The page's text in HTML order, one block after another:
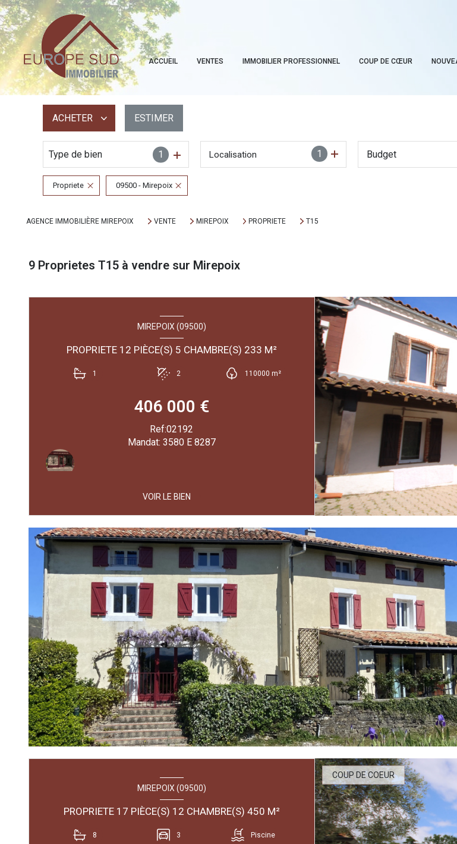
ACCUEIL VENTES IMMOBILIER PROFESSIONNEL COUP DE CŒUR
ACHETER
De l'ancien
ESTIMER
Type de bien 1 1
Localisation Budget
Propriete 09500 - Mirepoix
AGENCE IMMOBILIÈRE MIREPOIX VENTE MIREPOIX PROPRIETE T15
9 Proprietes T15 à vendre sur Mirepoix
MIREPOIX (09500)
PROPRIETE 12 PIÈCE(S) 5 CHAMBRE(S) 233 M²
1 2 110000 m²
406 000 €
Ref:02192
Mandat: 3580 E 8287
VOIR LE BIEN
COUP DE COEUR
MIREPOIX (09500)
PROPRIETE 17 PIÈCE(S) 12 CHAMBRE(S) 450 M²
8 3 Piscine